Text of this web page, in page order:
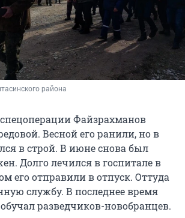
района
Файзрахманов
Весной его ранили, но в
в строй. В июне снова был
Долго лечился в госпитале в
его отправили в отпуск. Оттуда
службу. В последнее время
разведчиков-новобранцев.